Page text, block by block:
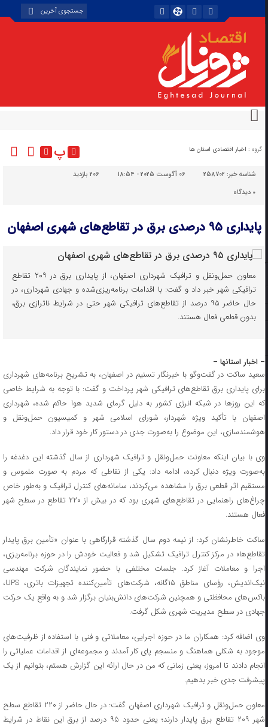
گروه : اخبار اقتصادی استان ها پ
شناسه خبر:258702 06 آگوست 2025 - 18:54
206 بازدید
دیدگاه
پایداری ۹۵ درصدی برق در تقاطع‌های شهری اصفهان
معاون حمل‌ونقل و ترافیک شهرداری اصفهان، از پایداری برق در ۲۰۹ تقاطع
ترافیکی شهر خبر داد و گفت: با اقدامات برنامه‌ریزی‌شده و جهادی شهرداری، در
حال حاضر ۹۵ درصد از تقاطع‌های ترافیکی شهر حتی در شرایط ناترازی برق،
بدون قطعی فعال هستند.
– اخبار استانها –
سعید ساکت در گفت‌وگو با خبرنگار تسنیم در اصفهان، به تشریح برنامه‌‌های شهرداری
برای پایداری برق تقاطع‌های ترافیکی شهر پرداخت و گفت: با توجه به شرایط خاصی
که این روزها در شبکه انرژی کشور به دلیل گرمای شدید هوا حاکم شده، شهرداری
اصفهان با تأکید ویژه شهردار، شورای اسلامی شهر و کمیسیون حمل‌ونقل و
هوشمندسازی، این موضوع را به‌صورت جدی در دستور کار خود قرار داد.
وی با بیان اینکه معاونت حمل‌ونقل و ترافیک شهرداری از سال گذشته این دغدغه را
به‌صورت ویژه دنبال کرده، ادامه داد: یکی از نقاطی که مردم به صورت ملموس و
مستقیم اثر قطعی برق را مشاهده می‌کردند، سامانه‌های کنترل ترافیک و به‌طور خاص
چراغ‌های راهنمایی در تقاطع‌های شهری بود که در بیش از ۲۲۰ تقاطع در سطح شهر
فعال هستند.
ساکت خاطرنشان کرد: از نیمه دوم سال گذشته قرارگاهی با عنوان «تأمین برق پایدار
تقاطع‌ها» در مرکز کنترل ترافیک تشکیل شد و فعالیت خودش را در حوزه برنامه‌ریزی،
اجرا و معاملات آغاز کرد. جلسات مختلفی با حضور نمایندگان شرکت مهندسی
نیک‌اندیش، رؤسای مناطق ۱۵‌گانه، شرکت‌های تأمین‌کننده تجهیزات باتری، UPS،
باکس‌های محافظتی و همچنین شرکت‌های دانش‌بنیان برگزار شد و به واقع یک حرکت
جهادی در سطح مدیریت شهری شکل گرفت.
وی اضافه کرد: همکاران ما در حوزه اجرایی، معاملاتی و فنی با استفاده از ظرفیت‌های
موجود به شکلی هماهنگ و منسجم پای کار آمدند و مجموعه‌ای از اقدامات عملیاتی را
انجام دادند تا امروز، یعنی زمانی که من در حال ارائه این گزارش هستم، بتوانیم از یک
پیشرفت جدی خبر بدهیم.
معاون حمل‌ونقل و ترافیک شهرداری اصفهان گفت: در حال حاضر از ۲۲۰ تقاطع سطح
شهر ۲۰۹ تقاطع برق پایدار دارند؛ یعنی حدود ۹۵ درصد از برق این نقاط در شرایط